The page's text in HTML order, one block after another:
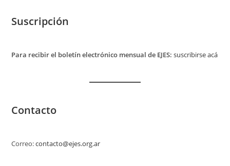
Suscripción
Para recibir el boletín electrónico mensual de EJES:suscribirse acá
Contacto
Correo:contacto@ejes.org.ar